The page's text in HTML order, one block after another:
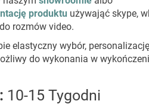
produktu używająć skype,
rozmów video.
elastyczny wybór, personalizację
do wykonania w
10-15 Tygodni